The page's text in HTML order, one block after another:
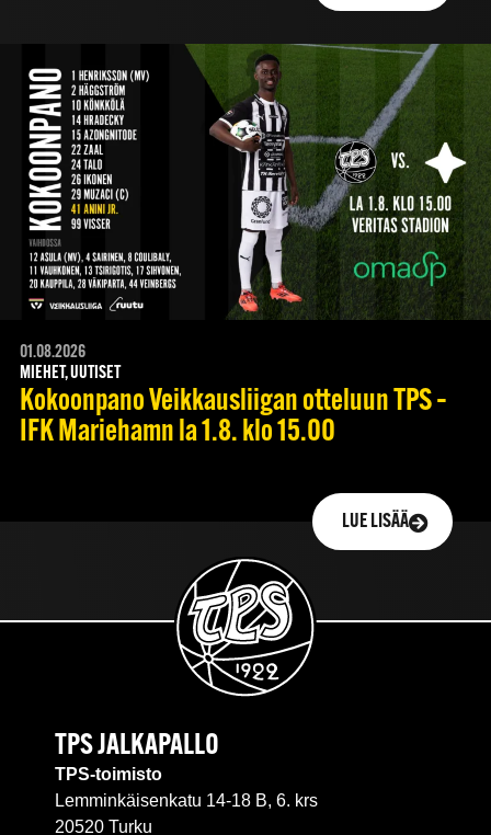
01.08.2026
MIEHET, UUTISET
Kokoonpano Veikkausliigan otteluun TPS –
IFK Mariehamn la 1.8. klo 15.00
LUE LISÄÄ
TPS JALKAPALLO
TPS-toimisto
Lemminkäisenkatu 14-18 B, 6. krs
20520 Turku